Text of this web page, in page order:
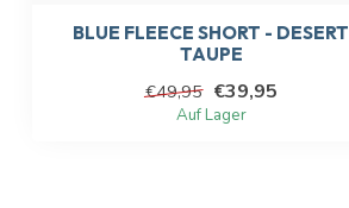
BLUE FLEECE SHORT - DESERT
TAUPE
€49,95 €39,95
Auf Lager